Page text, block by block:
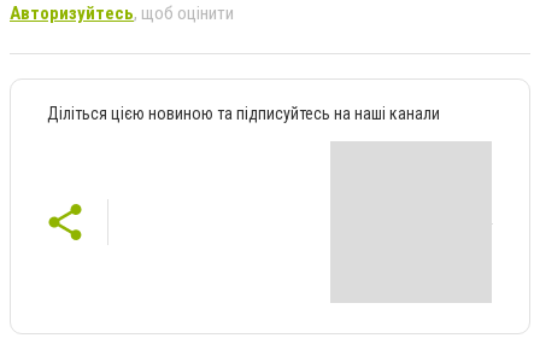
Авторизуйтесь, щоб оцінити
Діліться цією новиною та підписуйтесь на наші канали